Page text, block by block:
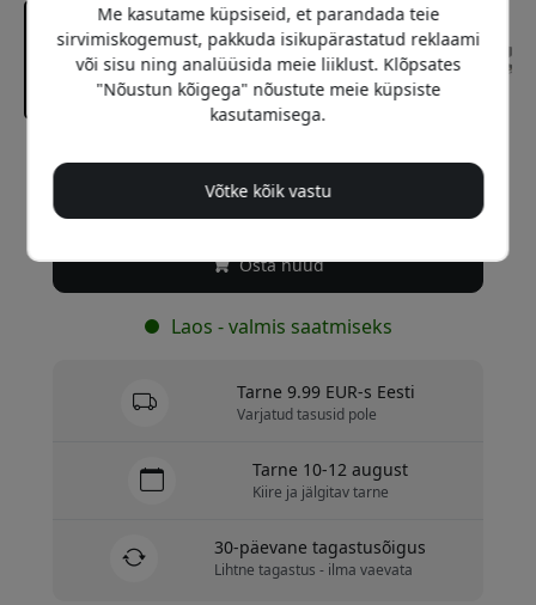
Soovitatav hind
79.99 EUR
Osta nüüd
Laos - valmis saatmiseks
Tarne 9.99 EUR-s Eesti
Varjatud tasusid pole
Tarne 10-12 august
Kiire ja jälgitav tarne
30-päevane tagastusõigus
Lihtne tagastus - ilma vaevata
Me kasutame küpsiseid, et parandada teie
sirvimiskogemust, pakkuda isikupärastatud reklaami
või sisu ning analüüsida meie liiklust. Klõpsates
"Nõustun kõigega" nõustute meie küpsiste
kasutamisega.
Võtke kõik vastu